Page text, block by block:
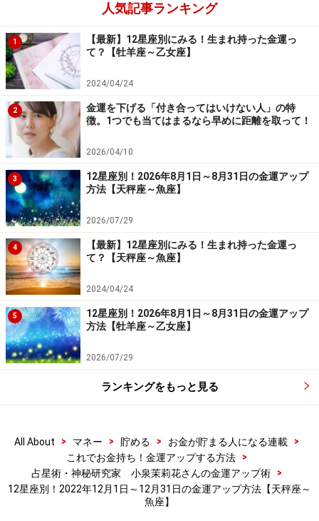
幸運の足音がきこえてきました。でも、まだ足音だけ。
到着するのはもう少し先になりそうですから、あせらず
に待ちましょう。やりたいことがあるなら、そのときが
きたらすぐに取りかかれるように、今のうちから準備し
ておくこと。予想外のところからチャンスがやってくる
ことも多いので、臨機応変に行動することが金運アップ
のひけつ。せっかく準備しておいたことが延期になった
としても、無駄になることはないので執着しないこと。
ラッキーアイテム：厚手の靴下
水瓶座
人間関係が活発になるとき。オフィシャルシーンでは、
嫌な思いをすることがしばしばありそう。でも、それを
上回るくらい充実した時間をもてる人と出会えそうで
す。たとえ、大変なことを頼まれて、その報酬がみあわ
なくても、自分的には収穫だと思えることがありそうな
ので、あまり金銭面にはこだわらないこと。報酬は後か
らついてきます。プライベートで会うと嫌な思いをする
ます。
ラッキーアイテム：赤いセーター
人気記事ランキング
1
【最新】12星座別にみる！生まれ持った金運っ
て？【牡羊座～乙女座】
2024/04/24
2
金運を下げる「付き合ってはいけない人」の特
徴。1つでも当てはまるなら早めに距離を取って！
2026/04/10
3
12星座別！2026年8月1日～8月31日の金運アップ
方法【天秤座～魚座】
2026/07/29
4
【最新】12星座別にみる！生まれ持った金運っ
て？【天秤座～魚座】
2024/04/24
5
12星座別！2026年8月1日～8月31日の金運アップ
方法【牡羊座～乙女座】
2026/07/29
ランキングをもっと見る
All About > マネー > 貯める > お金が貯まる人になる連載
>
これでお金持ち！金運アップする方法
>
占星術・神秘研究家 小泉茉莉花さんの金運アップ術
>
12星座別！2022年12月1日～12月31日の金運アップ方法【天秤座～
魚座】